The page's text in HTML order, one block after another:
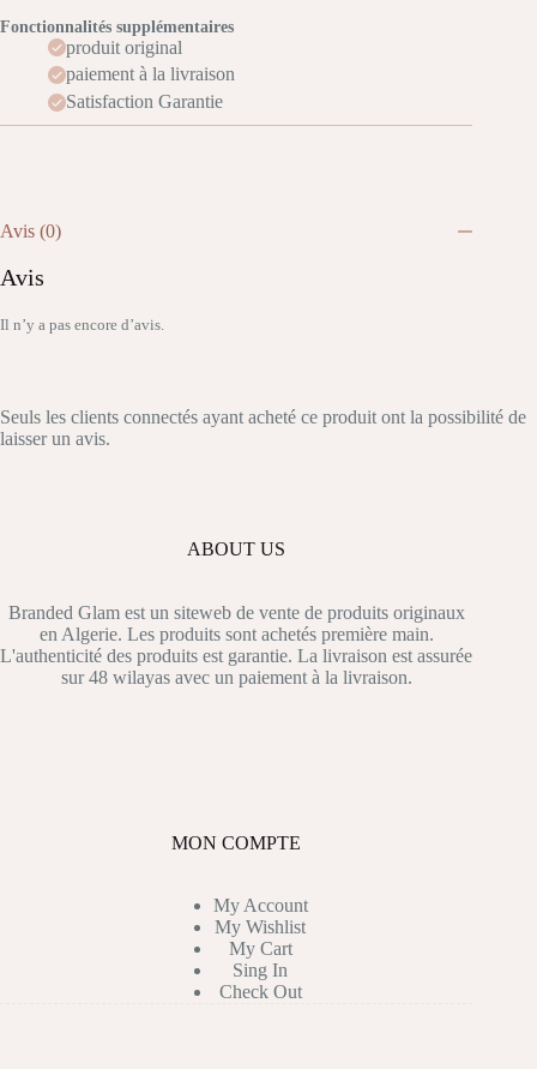
Fonctionnalités supplémentaires
produit original
paiement à la livraison
Satisfaction Garantie
Avis (0)
Avis
Il n’y a pas encore d’avis.
Seuls les clients connectés ayant acheté ce produit ont la possibilité de
laisser un avis.
ABOUT US
Branded Glam est un siteweb de vente de produits originaux
en Algerie. Les produits sont achetés première main.
L'authenticité des produits est garantie. La livraison est assurée
sur 48 wilayas avec un paiement à la livraison.
MON COMPTE
My Account
My Wishlist
My Cart
Sing In
Check Out